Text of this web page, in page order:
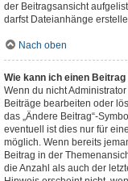
der Beitragsansicht
darfst Dateianhänge
Nach oben
Wie kann ich einen
Wenn du nicht
Beiträge bearbeiten oder
das „Ändere Beitrag“-
eventuell ist dies nur für
möglich. Wenn bereits
Beitrag in der
die Anzahl als auch der